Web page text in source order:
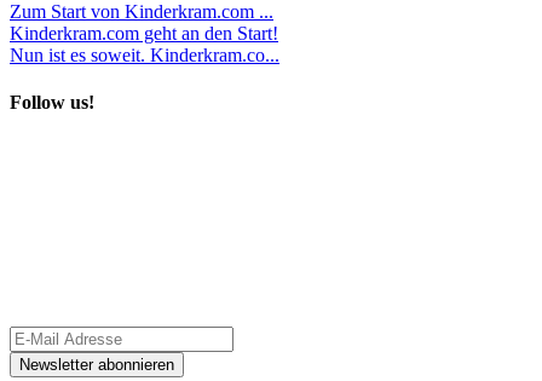
Zum Start von Kinderkram.com ...
Kinderkram.com geht an den Start!
Nun ist es soweit. Kinderkram.co...
Follow us!